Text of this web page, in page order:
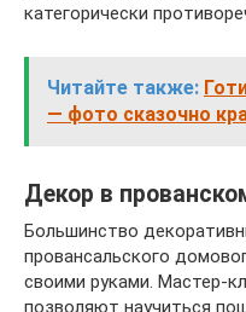
категорически
Читайте также:
— фото сказочно
Декор в
Большинство
провансальского
своими руками. Мастер-
позволяют научиться